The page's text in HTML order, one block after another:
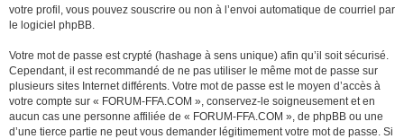
votre profil, vous pouvez souscrire ou non à l’envoi automatique de courriel par
le logiciel phpBB.
Votre mot de passe est crypté (hashage à sens unique) afin qu’il soit sécurisé.
Cependant, il est recommandé de ne pas utiliser le même mot de passe sur
plusieurs sites Internet différents. Votre mot de passe est le moyen d’accès à
votre compte sur « FORUM-FFA.COM », conservez-le soigneusement et en
aucun cas une personne affiliée de « FORUM-FFA.COM », de phpBB ou une
d’une tierce partie ne peut vous demander légitimement votre mot de passe. Si